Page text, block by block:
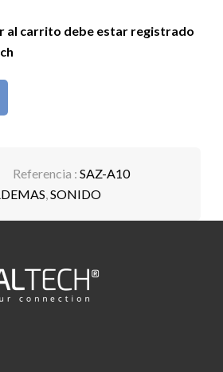
al carrito debe estar registrado
Referencia :SAZ-A10
,SONIDO